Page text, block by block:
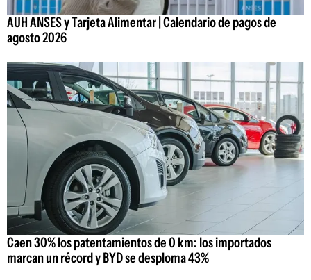
AUH ANSES y Tarjeta Alimentar | Calendario de pagos de
agosto 2026
Caen 30% los patentamientos de 0 km: los importados
marcan un récord y BYD se desploma 43%